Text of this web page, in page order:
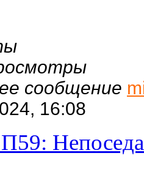
сообщение
16:08